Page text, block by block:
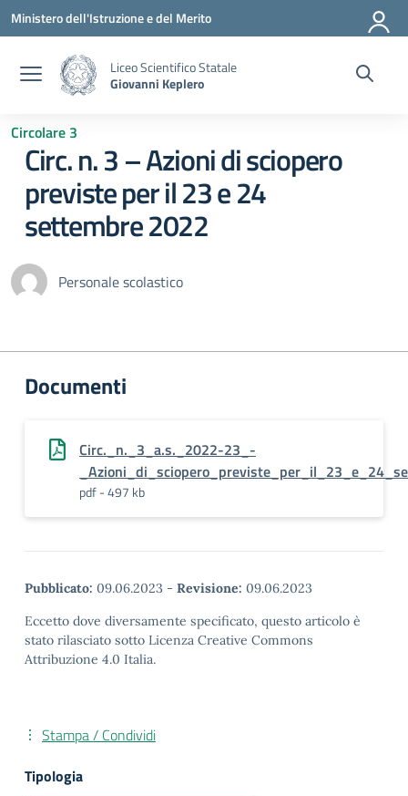
Vai ai contenuti
Vai al menu di navigazione
Vai al footer
Ministero dell'Istruzione e del Merito
Liceo Scientifico Statale
Giovanni Keplero
Circolare 3
Circ. n. 3 – Azioni di sciopero
previste per il 23 e 24
settembre 2022
Personale scolastico
Documenti
Circ._n._3_a.s._2022-23_-
pdf - 497 kb
Pubblicato: 09.06.2023 - Revisione: 09.06.2023
Eccetto dove diversamente specificato, questo articolo è
stato rilasciato sotto Licenza Creative Commons
Attribuzione 4.0 Italia.
Stampa / Condividi
Tipologia